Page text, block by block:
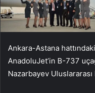
Ankara-Astana
AnadoluJet’in B-737
Nazarbayev Uluslararası